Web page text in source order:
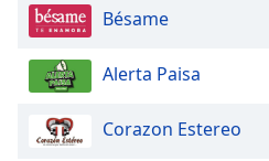
Bésame
Alerta Paisa
Corazon Estereo